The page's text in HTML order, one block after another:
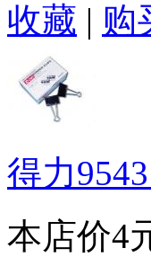
收藏 | 购
得力
本店价4